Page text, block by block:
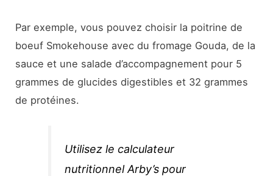
Par exemple, vous pouvez choisir la poitrine de
boeuf Smokehouse avec du fromage Gouda, de la
sauce et une salade d’accompagnement pour 5
grammes de glucides digestibles et 32 grammes
de protéines.
Utilisez le calculateur
nutritionnel Arby’s pour